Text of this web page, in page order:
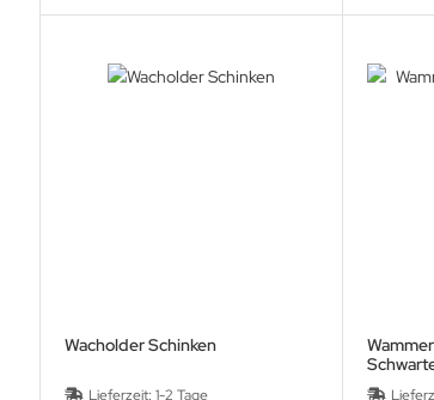
Wacholder Schinken
Lieferzeit: 1-2 Tage